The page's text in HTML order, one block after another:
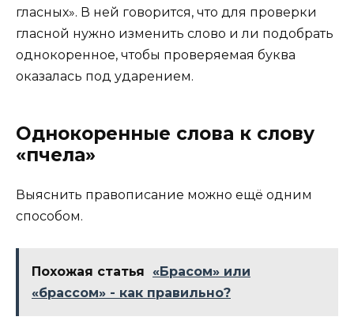
гласных». В ней говорится, что для проверки
гласной нужно изменить слово и ли подобрать
однокоренное, чтобы проверяемая буква
оказалась под ударением.
Однокоренные слова к слову
«пчела»
Выяснить правописание можно ещё одним
способом.
Похожая статья
«Брасом» или
«брассом» - как правильно?